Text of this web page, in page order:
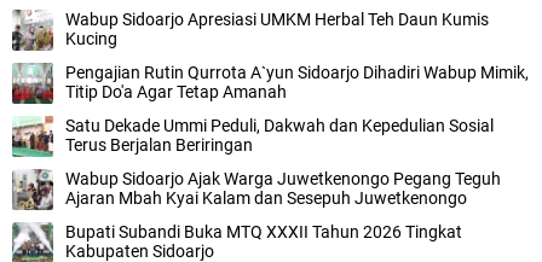
Wabup Sidoarjo Apresiasi UMKM Herbal Teh Daun Kumis
Kucing
Pengajian Rutin Qurrota A`yun Sidoarjo Dihadiri Wabup Mimik,
Titip Do'a Agar Tetap Amanah
Satu Dekade Ummi Peduli, Dakwah dan Kepedulian Sosial
Terus Berjalan Beriringan
Wabup Sidoarjo Ajak Warga Juwetkenongo Pegang Teguh
Ajaran Mbah Kyai Kalam dan Sesepuh Juwetkenongo
Bupati Subandi Buka MTQ XXXII Tahun 2026 Tingkat
Kabupaten Sidoarjo